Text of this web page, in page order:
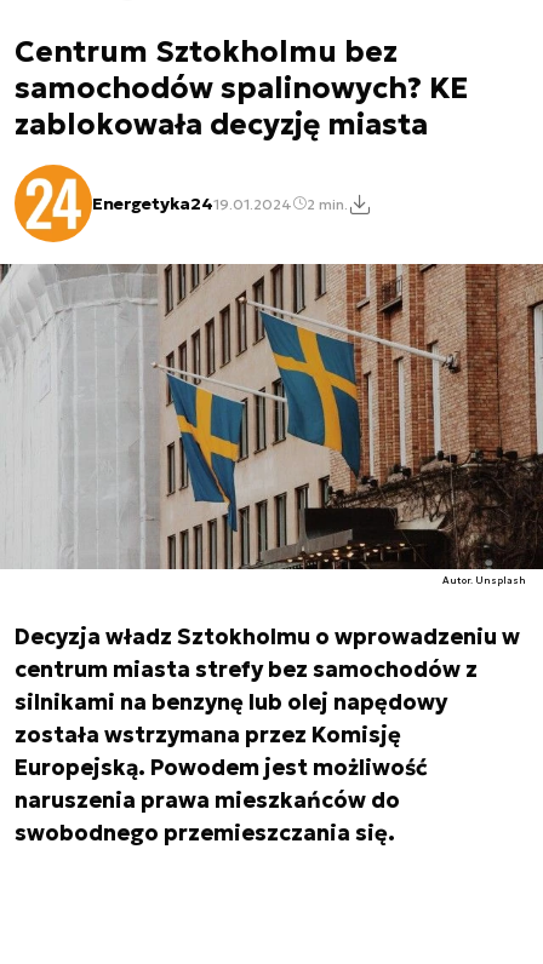
Centrum Sztokholmu bez
samochodów spalinowych? KE
zablokowała decyzję miasta
Energetyka2419.01.2024 2 min.
Autor. Unsplash
Decyzja władz Sztokholmu o wprowadzeniu w
centrum miasta strefy bez samochodów z
silnikami na benzynę lub olej napędowy
została wstrzymana przez Komisję
Europejską. Powodem jest możliwość
naruszenia prawa mieszkańców do
swobodnego przemieszczania się.